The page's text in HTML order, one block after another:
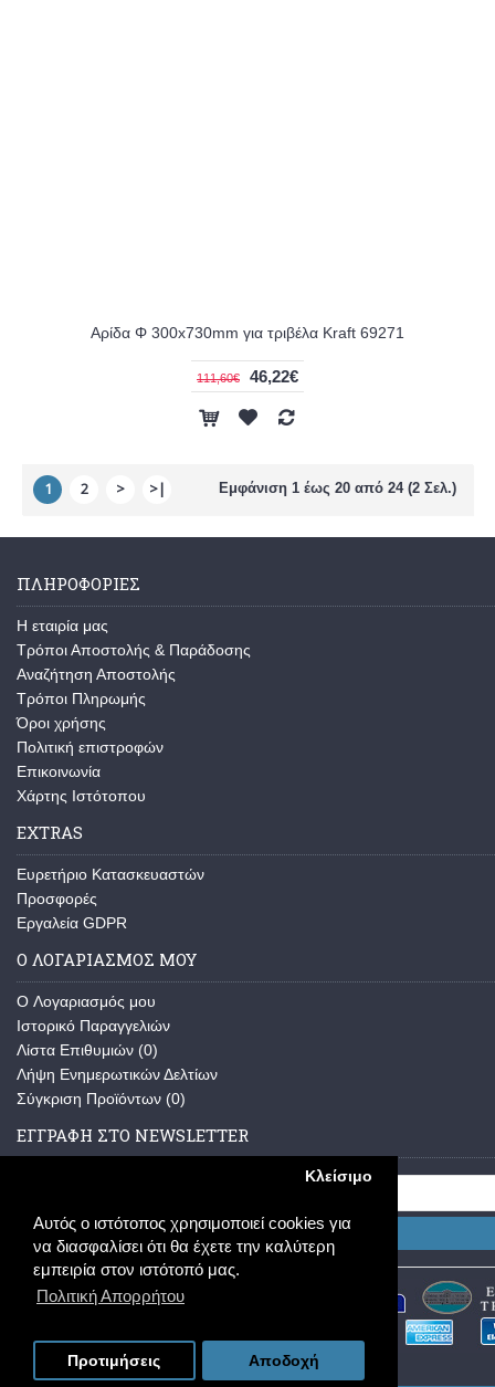
Αυτός ο ιστότοπος χρησιμοποιεί cookies για
να διασφαλίσει ότι θα έχετε την καλύτερη
εμπειρία στον ιστότοπό μας.
Πολιτική Απορρήτου
Κλείσιμο
Προτιμήσεις Αποδοχή
Αρίδα Φ 300x730mm για τριβέλα Kraft 69271
111,60€ 46,22€
1 2 > >| Εμφάνιση 1 έως 20 από 24 (2 Σελ.)
ΠΛΗΡΟΦΟΡΙΕΣ
Η εταιρία μας
Τρόποι Αποστολής & Παράδοσης
Αναζήτηση Αποστολής
Τρόποι Πληρωμής
Όροι χρήσης
Πολιτική επιστροφών
Επικοινωνία
Χάρτης Ιστότοπου
EXTRAS
Ευρετήριο Κατασκευαστών
Προσφορές
Εργαλεία GDPR
Ο ΛΟΓΑΡΙΑΣΜΟΣ ΜΟΥ
O Λογαριασμός μου
Ιστορικό Παραγγελιών
Λίστα Επιθυμιών (0)
Λήψη Ενημερωτικών Δελτίων
Σύγκριση Προϊόντων (0)
ΕΓΓΡΑΦΗ ΣΤΟ NEWSLETTER
Εγγραφή